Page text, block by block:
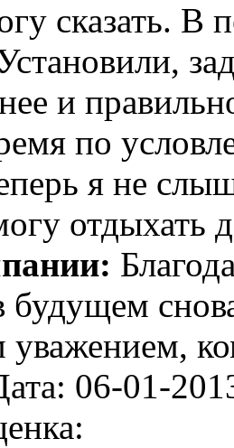
сказать. В
и
по
я не
отдыхать
будущем
06-01-